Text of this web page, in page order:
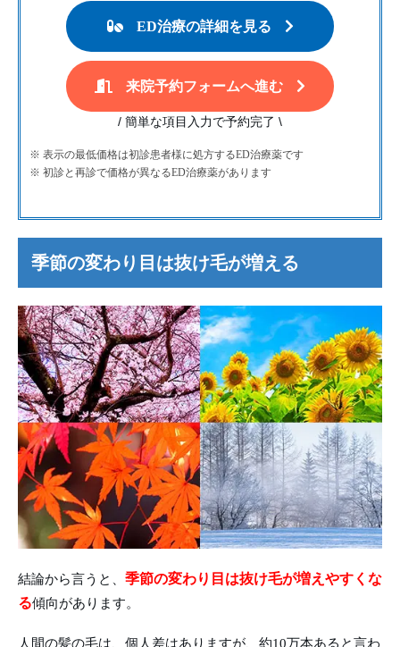
ED治療の詳細を見る
来院予約フォームへ進む
/ 簡単な項目入力で予約完了 \
※ 表示の最低価格は初診患者様に処方するED治療薬です
※ 初診と再診で価格が異なるED治療薬があります
季節の変わり目は抜け毛が増える
結論から言うと、 季節の変わり目は抜け毛が増えやすくな
る傾向があります。
人間の髪の毛は、個人差はありますが、約10万本あると言わ